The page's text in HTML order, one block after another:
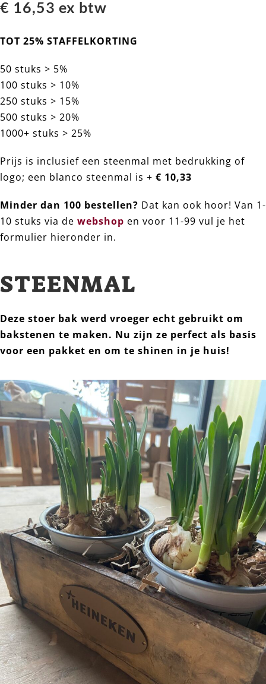
€ 16,53 ex btw
TOT 25% STAFFELKORTING
50 stuks > 5%
100 stuks > 10%
250 stuks > 15%
500 stuks > 20%
1000+ stuks > 25%
Prijs is inclusief een steenmal met bedrukking of
logo; een blanco steenmal is + € 10,33
Minder dan 100 bestellen? Dat kan ook hoor! Van 1-
10 stuks via de webshop en voor 11-99 vul je het
formulier hieronder in.
STEENMAL
Deze stoer bak werd vroeger echt gebruikt om
bakstenen te maken. Nu zijn ze perfect als basis
voor een pakket en om te shinen in je huis!